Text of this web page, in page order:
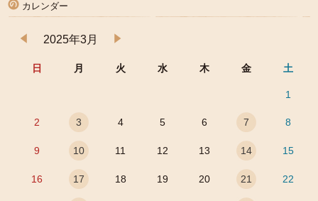
カレンダー
2025年3月
日 月 火 水 木 金 土
1
2 3 4 5 6 7 8
9 10 11 12 13 14 15
16 17 18 19 20 21 22